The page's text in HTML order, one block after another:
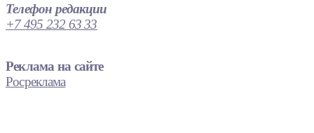
Телефон редакции
+7 495 232 63 33
Реклама на сайте
Росреклама